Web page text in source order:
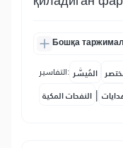
Бошқа
التفاسير: المُيسَّر
النفحات المكية |